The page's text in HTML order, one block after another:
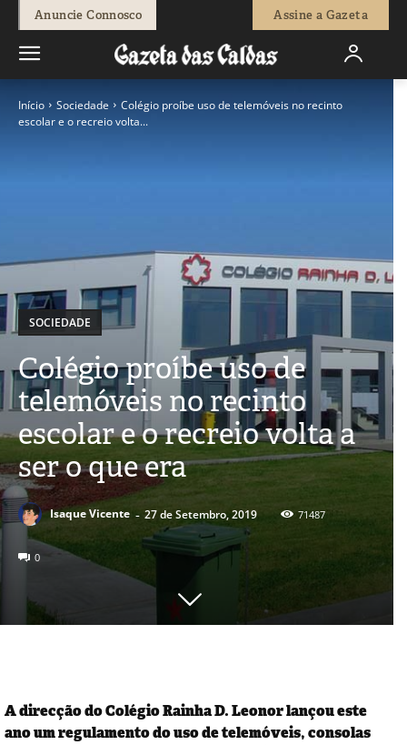
Anuncie Connosco Assine a Gazeta
Início Sociedade
Colégio proíbe uso de telemóveis no recinto
escolar e o recreio volta...
SOCIEDADE
Colégio proíbe uso de
telemóveis no recinto
escolar e o recreio volta a
ser o que era
Isaque Vicente - 27 de Setembro, 2019 71487
0
A direcção do Colégio Rainha D. Leonor lançou este
ano um regulamento do uso de telemóveis, consolas